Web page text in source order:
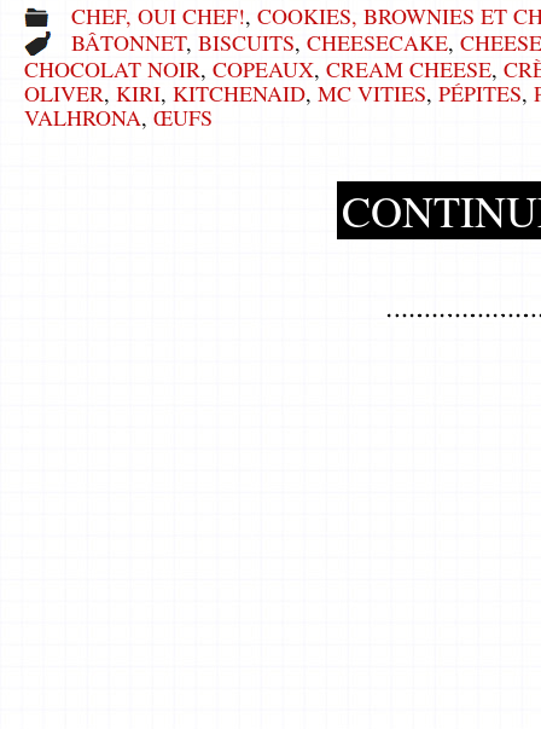
CHEF, OUI CHEF!, COOKIES, BROWNIES ET
BÂTONNET, BISCUITS, CHEESECAKE,
CHOCOLAT NOIR, COPEAUX, CREAM CHEESE,
OLIVER, KIRI, KITCHENAID, MC VITIES, PÉPITES,
VALHRONA, ŒUFS